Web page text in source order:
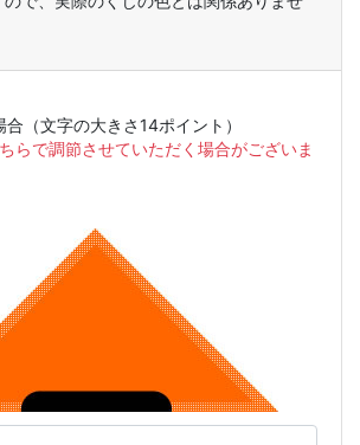
（文字の大きさ14ポイント）
らで調節させていただく場合がございま